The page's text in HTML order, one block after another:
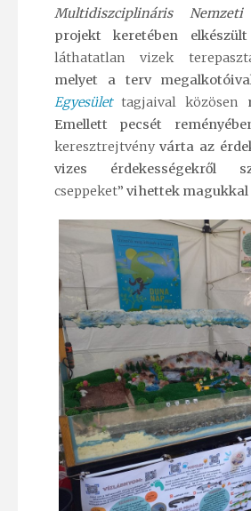
Multidiszciplináris Nemzeti
projekt keretében elkészült
láthatatlan vizek
melyet a terv
Egyesülettagjaival közösen
Emellett pecsét
keresztrejtvényvárta az
vizes érdekességekről
cseppeket” vihettek magukkal